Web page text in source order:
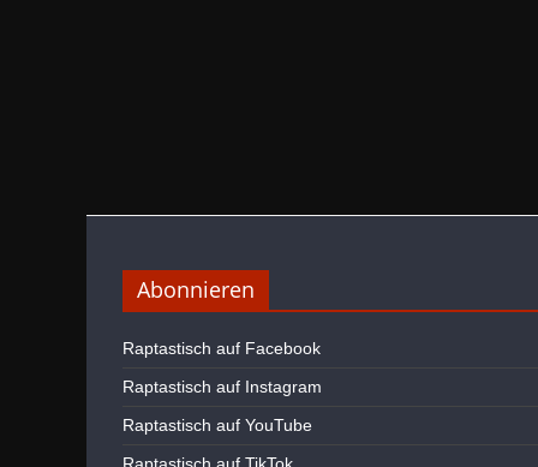
Abonnieren
Raptastisch auf Facebook
Raptastisch auf Instagram
Raptastisch auf YouTube